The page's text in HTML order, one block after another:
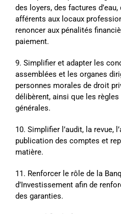
des loyers, des factures d’eau,
afférents aux locaux
renoncer aux pénalités
paiement.
9. Simplifier et adapter les
assemblées et les organes
personnes morales de droit
délibèrent, ainsi que les
générales.
10. Simplifier l’audit, la revue,
publication des comptes et
matière.
11. Renforcer le rôle de la
d’Investissement afin de
des garanties.